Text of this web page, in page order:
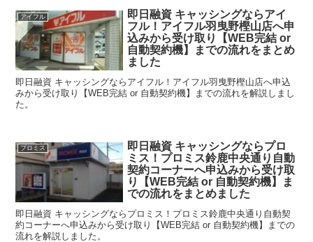
アイフル
即日融資 キャッシングならアイ
フル！アイフル羽曳野樫山店へ申
込みから受け取り【WEB完結 or
自動契約機】までの流れをまとめ
ました
即日融資 キャッシングならアイフル！アイフル羽曳野樫山店へ申込
みから受け取り【WEB完結 or 自動契約機】までの流れを解説しまし
た。
プロミス
即日融資 キャッシングならプロ
ミス！プロミス鈴鹿中央通り自動
契約コーナーへ申込みから受け取
り【WEB完結 or 自動契約機】ま
での流れをまとめました
即日融資 キャッシングならプロミス！プロミス鈴鹿中央通り自動契
約コーナーへ申込みから受け取り【WEB完結 or 自動契約機】までの
流れを解説しました。